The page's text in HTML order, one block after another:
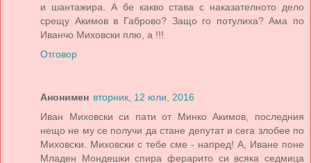
и шантажира. А бе какво става с наказателното дело
срещу Акимов в Габрово? Защо го потулиха? Ама по
Иванчо Миховски плю, а !!!
Отговор
Анонимен вторник, 12 юли, 2016
Иван Миховски си пати от Минко Акимов, последния
нещо не му се получи да стане депутат и сега злобее по
Миховски. Миховски с тебе сме - напред! А, Иване поне
Младен Мондешки спира ферарито си всяка седмица